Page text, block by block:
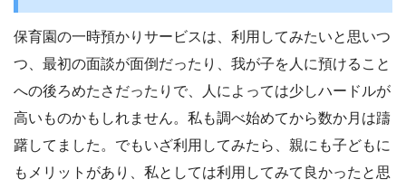
保育園の一時預かりサービスは、利用してみたいと思いつ
つ、最初の面談が面倒だったり、我が子を人に預けること
への後ろめたさだったりで、人によっては少しハードルが
高いものかもしれません。私も調べ始めてから数か月は躊
躇してました。でもいざ利用してみたら、親にも子どもに
もメリットがあり、私としては利用してみて良かったと思